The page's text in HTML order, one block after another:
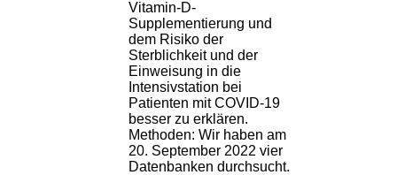
Vitamin-D-
Supplementierung und
dem Risiko der
Sterblichkeit und der
Einweisung in die
Intensivstation bei
Patienten mit COVID-19
besser zu erklären.
Methoden: Wir haben am
20. September 2022 vier
Datenbanken durchsucht.